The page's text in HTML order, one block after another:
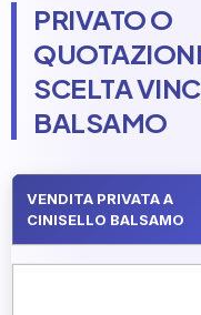
PRIVATO O
SCELTA
BALSAMO
VENDITA PRIVATA A
CINISELLO BALSAMO